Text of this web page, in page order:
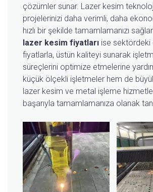
çözümler sunar. Lazer kesim
projelerinizi daha verimli, daha
hızlı bir şekilde tamamlamanızı
lazer kesim fiyatları ise sektördeki
fiyatlarla, üstün kaliteyi sunarak
süreçlerini optimize etmelerine
küçük ölçekli işletmeler hem de
lazer kesim ve metal işleme
başarıyla tamamlamanıza olanak